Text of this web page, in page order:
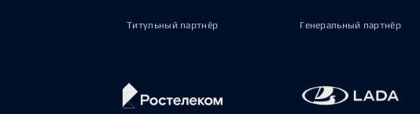
Титульный партнёр Генеральный партнёр